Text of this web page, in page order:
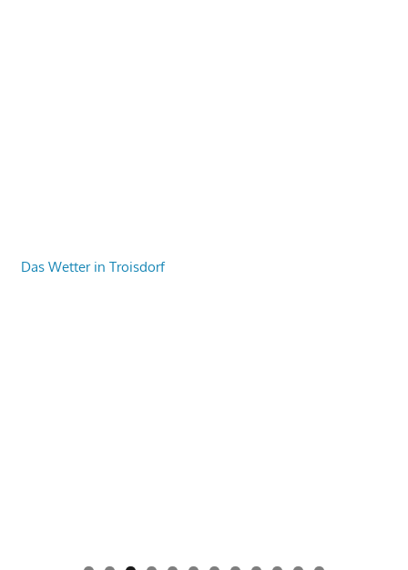
Das Wetter in Troisdorf